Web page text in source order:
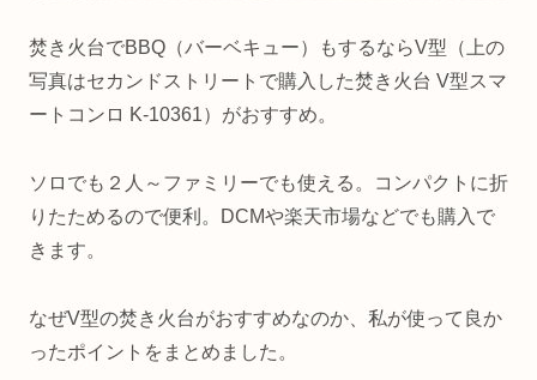
焚き火台でBBQ（バーベキュー）もするならV型（上の
写真はセカンドストリートで購入した焚き火台 V型スマ
ートコンロ K-10361）がおすすめ。
ソロでも２人～ファミリーでも使える。コンパクトに折
りたためるので便利。DCMや楽天市場などでも購入で
きます。
なぜV型の焚き火台がおすすめなのか、私が使って良か
ったポイントをまとめました。